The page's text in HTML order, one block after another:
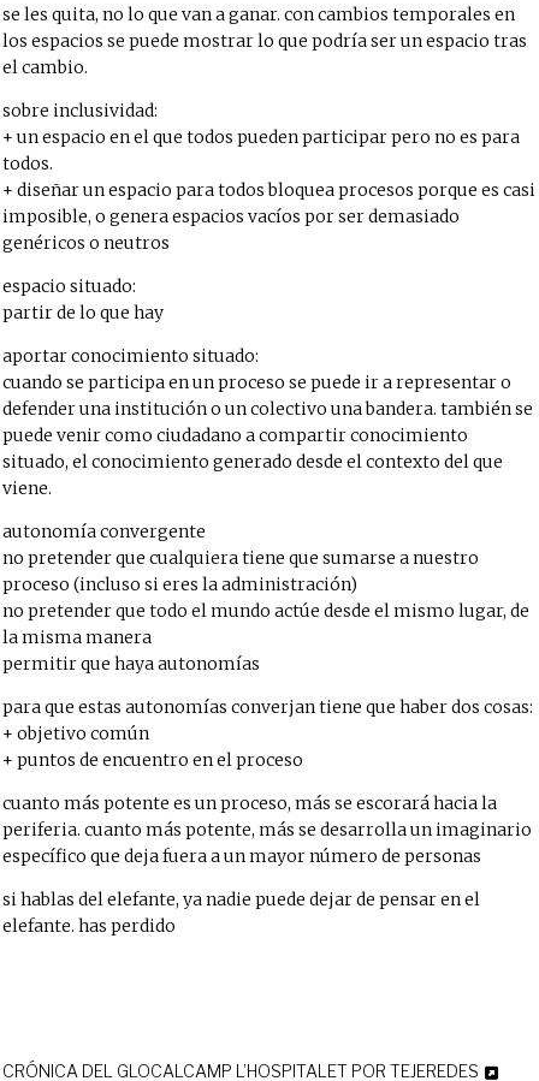
se les quita, no lo que van a ganar. con cambios temporales en
los espacios se puede mostrar lo que podría ser un espacio tras
el cambio.
sobre inclusividad:
+ un espacio en el que todos pueden participar pero no es para
todos.
+ diseñar un espacio para todos bloquea procesos porque es casi
imposible, o genera espacios vacíos por ser demasiado
genéricos o neutros
espacio situado:
partir de lo que hay
aportar conocimiento situado:
cuando se participa en un proceso se puede ir a representar o
defender una institución o un colectivo una bandera. también se
puede venir como ciudadano a compartir conocimiento
situado, el conocimiento generado desde el contexto del que
viene.
autonomía convergente
no pretender que cualquiera tiene que sumarse a nuestro
proceso (incluso si eres la administración)
no pretender que todo el mundo actúe desde el mismo lugar, de
la misma manera
permitir que haya autonomías
para que estas autonomías converjan tiene que haber dos cosas:
+ objetivo común
+ puntos de encuentro en el proceso
cuanto más potente es un proceso, más se escorará hacia la
periferia. cuanto más potente, más se desarrolla un imaginario
específico que deja fuera a un mayor número de personas
si hablas del elefante, ya nadie puede dejar de pensar en el
elefante. has perdido
CRÓNICA DEL GLOCALCAMP L’HOSPITALET POR TEJEREDES